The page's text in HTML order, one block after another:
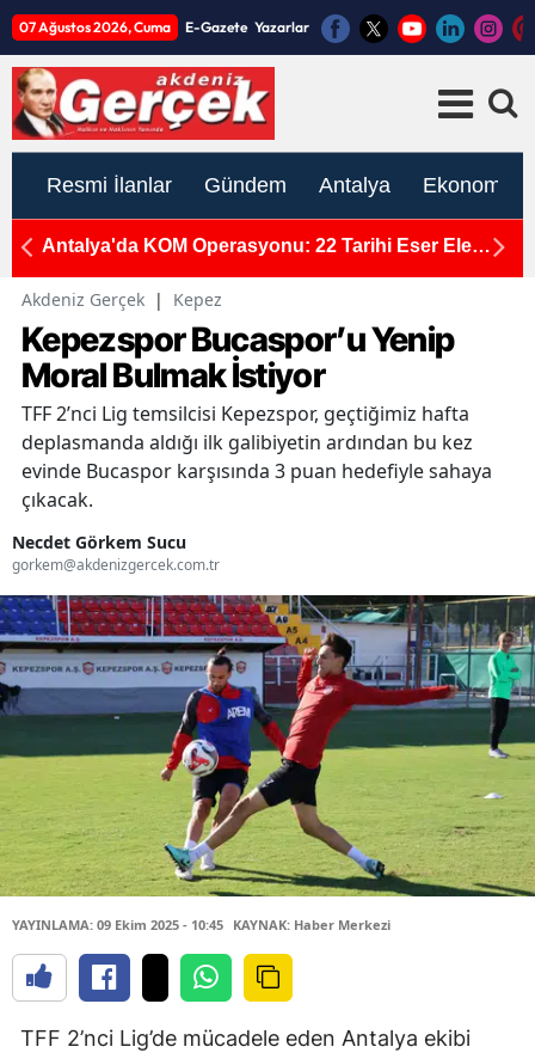
07 Ağustos 2026, Cuma E-Gazete Yazarlar
Resmi İlanlar Gündem Antalya Ekonomi
Antalya'da KOM Operasyonu: 22 Tarihi Eser Ele
Akdeniz Gerçek | Kepez
Kepezspor Bucaspor’u Yenip
Moral Bulmak İstiyor
TFF 2’nci Lig temsilcisi Kepezspor, geçtiğimiz hafta
deplasmanda aldığı ilk galibiyetin ardından bu kez
evinde Bucaspor karşısında 3 puan hedefiyle sahaya
çıkacak.
Necdet Görkem Sucu
gorkem@akdenizgercek.com.tr
YAYINLAMA: 09 Ekim 2025 - 10:45 KAYNAK: Haber Merkezi
TFF 2’nci Lig’de mücadele eden Antalya ekibi